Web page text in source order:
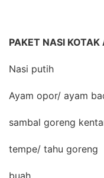
PAKET NASI
Nasi putih
Ayam opor/ ayam
sambal goreng
tempe/ tahu goreng
buah